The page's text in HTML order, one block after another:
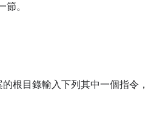
節。
的根目錄輸入下列其中一個指令，